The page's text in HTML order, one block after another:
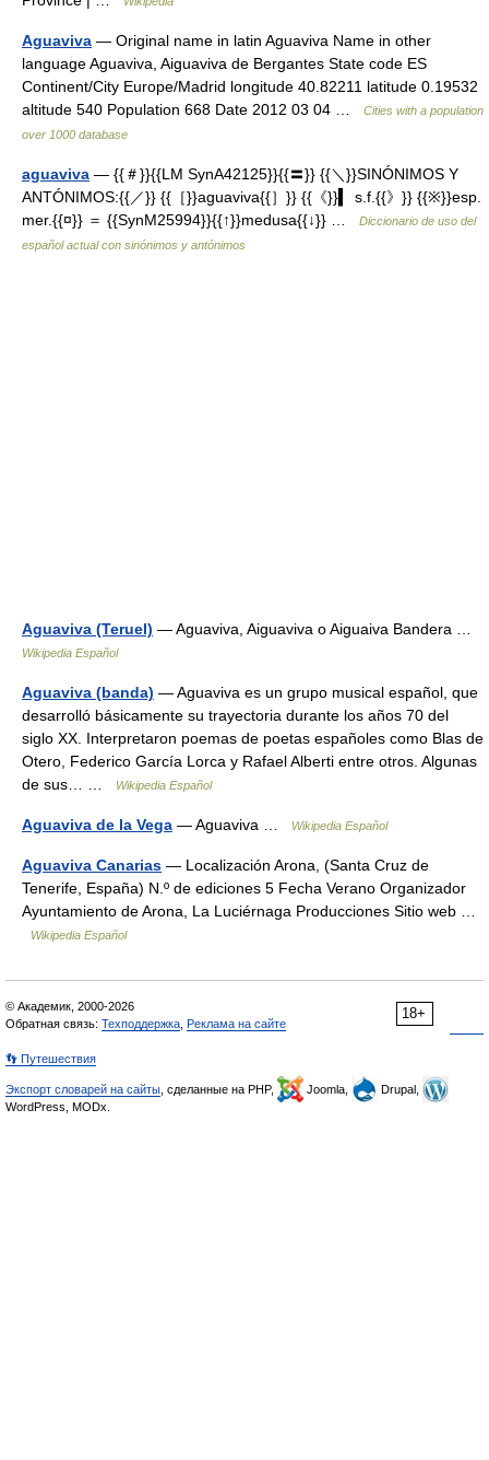
Aguaviva — Original name in latin Aguaviva Name in other
language Aguaviva, Aiguaviva de Bergantes State code ES
Continent/City Europe/Madrid longitude 40.82211 latitude 0.19532
altitude 540 Population 668 Date 2012 03 04 …
Cities with a population
over 1000 database
aguaviva — {{＃}}{{LM SynA42125}}{{〓}} {{＼}}SINÓNIMOS Y
ANTÓNIMOS:{{／}} {{［}}aguaviva{{］}} {{《}}▍ s.f.{{》}} {{※}}esp.
mer.{{¤}} ＝ {{SynM25994}}{{↑}}medusa{{↓}} …
Diccionario de uso del
español actual con sinónimos y antónimos
Aguaviva (Teruel) — Aguaviva, Aiguaviva o Aiguaiva Bandera …
Wikipedia Español
Aguaviva (banda) — Aguaviva es un grupo musical español, que
desarrolló básicamente su trayectoria durante los años 70 del
siglo XX. Interpretaron poemas de poetas españoles como Blas de
Otero, Federico García Lorca y Rafael Alberti entre otros. Algunas
de sus… …
Wikipedia Español
Aguaviva de la Vega — Aguaviva … Wikipedia Español
Aguaviva Canarias — Localización Arona, (Santa Cruz de
Tenerife, España) N.º de ediciones 5 Fecha Verano Organizador
Ayuntamiento de Arona, La Luciérnaga Producciones Sitio web …
Wikipedia Español
18+
© Академик, 2000-2026
Обратная связь: Техподдержка Реклама на сайте
👣 Путешествия
Экспорт словарей на сайты , сделанные на PHP, Joomla,
Drupal,
WordPress, MODx.